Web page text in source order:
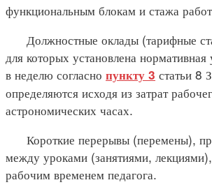
функциональным блокам и стажа
Должностные оклады (тарифные
для которых установлена нормативная
в неделю согласно пункту 3 статьи 8
определяются исходя из затрат
астрономических часах.
Короткие перерывы (перемены),
между уроками (занятиями,
рабочим временем педагога.